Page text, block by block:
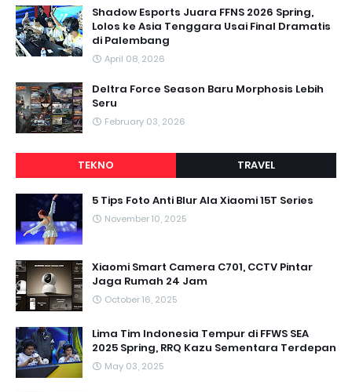
Shadow Esports Juara FFNS 2026 Spring,
Lolos ke Asia Tenggara Usai Final Dramatis
di Palembang
April 08, 2026
Deltra Force Season Baru Morphosis Lebih
Seru
February 03, 2026
TEKNO TRAVEL
5 Tips Foto Anti Blur Ala Xiaomi 15T Series
November 10, 2025
Xiaomi Smart Camera C701, CCTV Pintar
Jaga Rumah 24 Jam
October 16, 2025
Lima Tim Indonesia Tempur di FFWS SEA
2025 Spring, RRQ Kazu Sementara Terdepan
May 03, 2025